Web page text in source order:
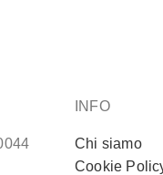
INFO
Chi siamo
Cookie